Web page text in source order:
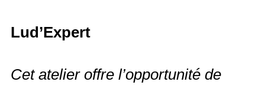
Lud’Expert
Cet atelier offre l’opportunité de